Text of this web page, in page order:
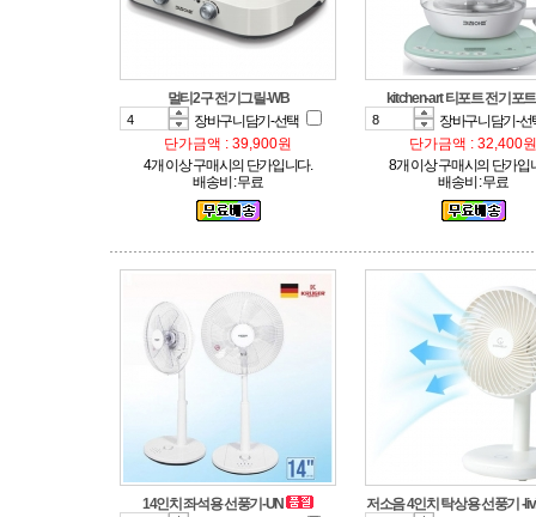
멀티2구 전기그릴-WB
장바구니담기-선택
단가금액 : 39,900원
4개 이상 구매시의 단가입니다.
배송비 : 무료
kitchen-art 티포트 전기포
장바구니담기-
단가금액 : 32,400원
8개 이상 구매시의 단가입
배송비 : 무료
14인치 좌석용 선풍기-UN
저소음 4인치 탁상용 선풍기 -